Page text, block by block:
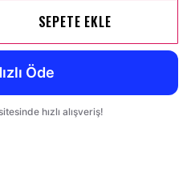
SEPETE EKLE